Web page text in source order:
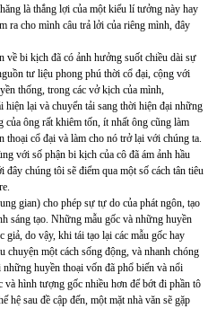
là thắng lợi của một kiểu lí tưởng này hay
ra cho mình câu trả lởi của riêng mình, đây
về bi kịch đã có ảnh hưởng suốt chiều dài sự
tư liệu phong phú thời cổ đại, cộng với
thống, trong các vở kịch của mình,
lại và chuyển tải sang thời hiện đại những
ông rất khiêm tốn, ít nhất ông cũng làm
cổ đại và làm cho nó trở lại với chúng ta.
với số phận bi kịch của cô đã ám ảnh hầu
chúng tôi sẽ điểm qua một số cách tân tiêu
gian) cho phép sự tự do của phát ngôn, tạo
sáng tạo. Những mẫu gốc và những huyền
giả, do vậy, khi tái tạo lại các mẫu gốc hay
chuyện một cách sống động, và nhanh chóng
huyền thoại vốn đã phổ biến và nổi
và hình tượng gốc nhiều hơn để bớt đi phần tô
hệ sau đề cập đến, một mặt nhà văn sẽ gặp